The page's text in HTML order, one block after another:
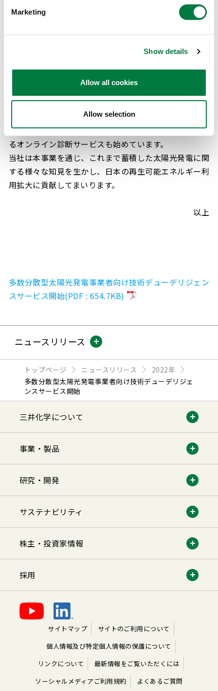
Marketing
Show details
Allow all cookies
Allow selection
三井化学の太陽光診断
ostics/index.htm
融資を受けるための技術評価レポートを提供してまいり
ました。また2021年8月より、実績発電量の解析などか
ら正常稼働、異常ありなどの判定を自動診断で実施でき
るオンライン診断サービスも始めています。
当社は本事業を通じ、これまで蓄積した太陽光発電に関
する様々な知見を生かし、日本の再生可能エネルギー利
用拡大に貢献してまいります。
以上
多数分散型太陽光発電事業者向け技術デューデリジェン
スサービス開始(PDF : 654.7KB)
ニュースリリース
トップページ ニュースリリース
2022年
多数分散型太陽光発電事業者向け技術デューデリジェ
ンスサービス開始
三井化学について
事業・製品
研究・開発
サステナビリティ
株主・投資家情報
採用
サイトマップ
サイトのご利用について
個人情報及び特定個人情報の保護について
リンクについて
最新情報をご覧いただくには
ソーシャルメディアご利用規約
よくあるご質問